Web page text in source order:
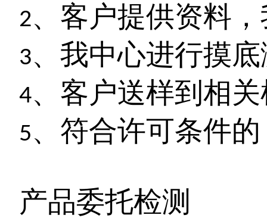
2、客户提供资料
3、我中心进行摸
4、客户送样到相
5、符合许可条件
产品委托检测